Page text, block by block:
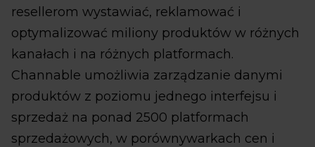
resellerom wystawiać, reklamować i
optymalizować miliony produktów w różnych
kanałach i na różnych platformach.
Channable umożliwia zarządzanie danymi
produktów z poziomu jednego interfejsu i
sprzedaż na ponad 2500 platformach
sprzedażowych, w porównywarkach cen i